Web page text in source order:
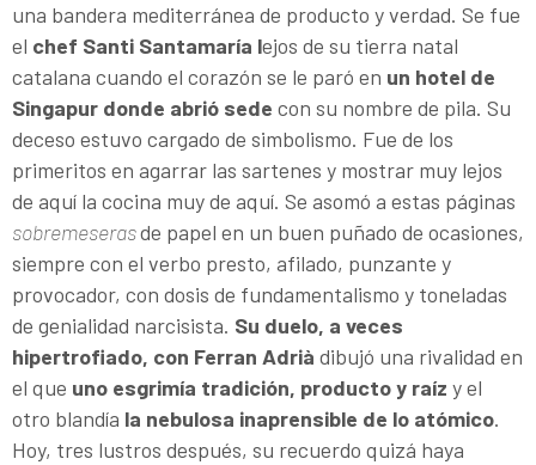
una bandera mediterránea de producto y verdad. Se fue
el chef Santi Santamaría lejos de su tierra natal
catalana cuando el corazón se le paró en un hotel de
Singapur donde abrió sede con su nombre de pila. Su
deceso estuvo cargado de simbolismo. Fue de los
primeritos en agarrar las sartenes y mostrar muy lejos
de aquí la cocina muy de aquí. Se asomó a estas páginas
sobremeserasde papel en un buen puñado de ocasiones,
siempre con el verbo presto, afilado, punzante y
provocador, con dosis de fundamentalismo y toneladas
de genialidad narcisista. Su duelo, a veces
hipertrofiado, con Ferran Adrià dibujó una rivalidad en
el que uno esgrimía tradición, producto y raíz y el
otro blandía la nebulosa inaprensible de lo atómico.
Hoy, tres lustros después, su recuerdo quizá haya